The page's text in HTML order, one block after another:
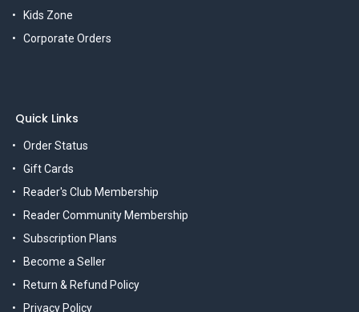
Kids Zone
Corporate Orders
Quick Links
Order Status
Gift Cards
Reader's Club Membership
Reader Community Membership
Subscription Plans
Become a Seller
Return & Refund Policy
Privacy Policy